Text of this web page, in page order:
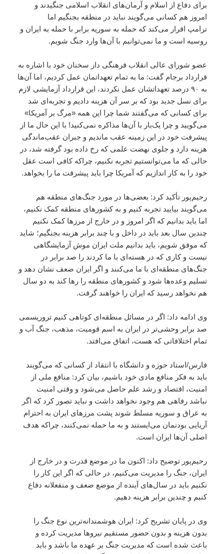
برای دفاع از اسلام و آرمان‌های انقلاب اسلامی جنگیدند و
امروز هم کسانی می‌گویند نباید در منطقه بجنگیم اما
ترامپ اقرار می‌کند که حمله به سوریه برابر با حمله به ایران و
روسیه است و ما نمی‌توانیم با آن‌ها وارد جنگ شویم.
عضو شورای عالی انقلاب فرهنگی داز سخنان خود با اشاره به
قرارداد برجام گفت: ما به تمام تعهداتمان عمل کردیم، اما آن‌ها
به ۹۰ درصد تعهداتشان عمل نکردند، این قرارداد آزمایشی لازم
برای نسل جدید بود که بر سر آن هزینه دادیم و تجربه‌ای شد
برای کسانی که می‌گفتند شما چرا این‌ همه «مرگ بر آمریکا»
می‌گویید و چرا یک‌بار با آن‌ها مذاکره نمی‌کنید! با این ‌حال ما از
پیشرفت خود در این زمینه عقب ماندیم و جبران عقب‌ماندگی
هزینه دارد و جلوی نهضت علمی که رخ‌ داده بود گرفته شد، در
حالی‌ که ما می‌توانستیم تجربه نکنیم، چراکه کافی است عقل
خود را به کار اندازیم که آمریکا چرا باید پیشرفت ما را بخواهد.
رحیم‌پور تأکید کرد: بعضی‌ها در مورد جنگ‌های منطقه هم
می‌گویند بیایید تجربه کنیم و به کشورهای منطقه کمک نکنیم،
اما باید بدانیم که اگر امروز و در خارج از مرزها کمک نکنیم
چندین سال بعد باید در داخل و با چند برابر هزینه بجنگیم؛ شاید
که موفق شویم، باید بدانیم ملت ایران موش آزمایشگاهی
نیست و کاری که در هسته‌ای با ما کردند را صد برابر در
جنگ‌های منطقه‌ای با ما می‌کنند و اگر ایران ضعف نشان دهد و
تسلیم وعده‌ها شود و کشورهای منطقه را رها کند به دو سال
هم نخواهد رسید که ایران را خواهند گرفت.
وی ادامه داد: اگر در مسائل منطقه‌ای کوتاهی کنیم تروریسمی
صد برابر وحشی‌تر در ایران به اسم قومیت، مذهب، جنگ آب و
تمام اختلافاتی که هست، اتفاق می‌افتد.
فارس/استاد حوزه و دانشگاه با انتقاد از کسانی که می‌گویند
باید به فکر منافع مادی خود باشیم، بیان کرد: منافع ملی از
امنیت، اقتصاد و رشد علم حاصل می‌شود و وقتی امنیت
نباشد رفاهی هم وجود نخواهد داشت و نباید تصور کرد که اگر
به عراق و سوریه مسلط شوند پشت مرزهای ایران به احترام
آریایی بودنمان می‌ایستند و به ما حمله نمی‌کنند، چراکه هدف
اصلی آن‌ها ایران است.
رحیم‌پور توضیح داد: اکنون ما در موضع قدرت و در خارج از
ایران، جنگ را مدیریت می‌کنیم، در حالی‌ که اگر این کار را
نکنیم باید در سال‌های آینده از موضع ضعف و منفعلانه دفاع
کنیم و چندین برابر هزینه دهیم.
وی در پایان تشریح کرد: ایران هوشمندانه‌ترین نوع جنگ را
بدون هزینه و بدون حضور مستقیم نیروها مدیریت کرده و
باعث شده است که مدیریت جنگ بر عهده ما باشد و باید